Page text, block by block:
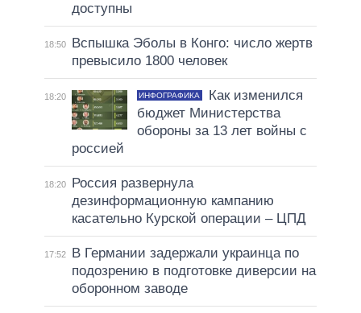
доступны
18:50
Вспышка Эболы в Конго: число жертв
превысило 1800 человек
18:20 ИНФОГРАФИКА
Как изменился
бюджет Министерства
обороны за 13 лет войны с
россией
18:20
Россия развернула
дезинформационную кампанию
касательно Курской операции – ЦПД
17:52
В Германии задержали украинца по
подозрению в подготовке диверсии на
оборонном заводе